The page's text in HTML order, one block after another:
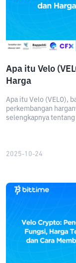
Apa itu Velo
Harga
Apa itu Velo (VELO),
perkembangan
selengkapnya
2025-10-24